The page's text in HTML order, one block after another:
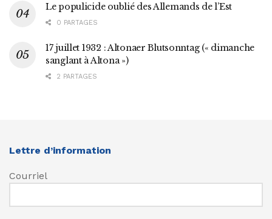
Le populicide oublié des Allemands de l’Est
0 PARTAGES
17 juillet 1932 : Altonaer Blutsonntag (« dimanche
sanglant à Altona »)
2 PARTAGES
Lettre d’information
Courriel